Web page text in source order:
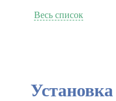
Весь список